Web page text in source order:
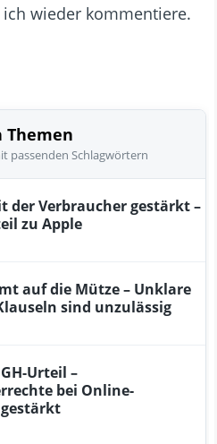
wieder kommentiere.
Themen
passenden Schlagwörtern
der Verbraucher gestärkt –
zu Apple
auf die Mütze – Unklare
sind unzulässig
Urteil –
bei Online-